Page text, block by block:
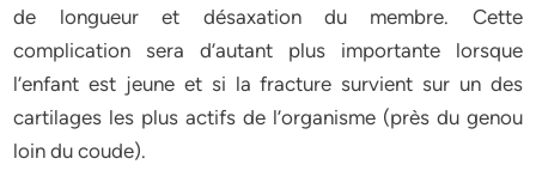
de longueur et désaxation du membre. Cette
complication sera d’autant plus importante lorsque
l’enfant est jeune et si la fracture survient sur un des
cartilages les plus actifs de l’organisme (près du genou
loin du coude).